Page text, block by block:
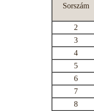
Sorszám
2
3
4
5
6
7
8